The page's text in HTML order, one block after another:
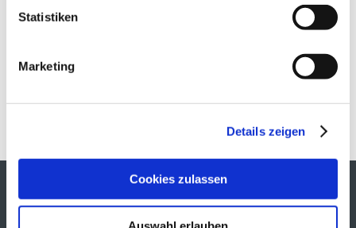
Statistiken
Marketing
Details zeigen
Cookies zulassen
Projekt 2→
Eröffnung 01. September 2016
MARC O´POLO